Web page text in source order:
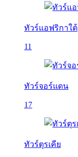
ทัวร์แอฟริกาใต้
11
ทัวร์จอร์แดน
17
ทัวร์ตุรเคีย